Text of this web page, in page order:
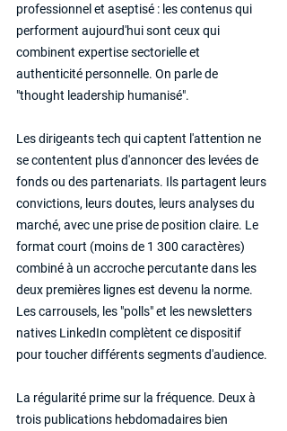
professionnel et aseptisé : les contenus qui
performent aujourd'hui sont ceux qui
combinent expertise sectorielle et
authenticité personnelle. On parle de
"thought leadership humanisé".
Les dirigeants tech qui captent l'attention ne
se contentent plus d'annoncer des levées de
fonds ou des partenariats. Ils partagent leurs
convictions, leurs doutes, leurs analyses du
marché, avec une prise de position claire. Le
format court (moins de 1 300 caractères)
combiné à un accroche percutante dans les
deux premières lignes est devenu la norme.
Les carrousels, les "polls" et les newsletters
natives LinkedIn complètent ce dispositif
pour toucher différents segments d'audience.
La régularité prime sur la fréquence. Deux à
trois publications hebdomadaires bien